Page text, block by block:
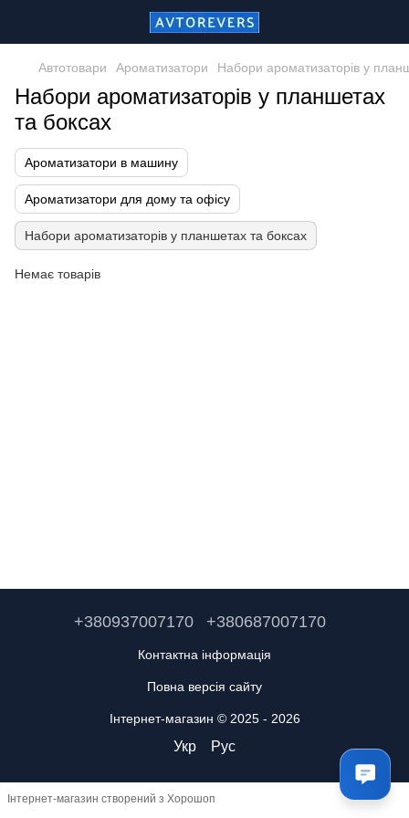
Автотовари Ароматизатори Набори ароматизаторів у
Набори ароматизаторів у планшетах
та боксах
Ароматизатори в машину
Ароматизатори для дому та офісу
Набори ароматизаторів у планшетах та боксах
Немає товарів
+380937007170 +380687007170
Контактна інформація
Повна версія сайту
Інтернет-магазин © 2025 - 2026
Укр Рус
Інтернет-магазин створений з Хорошоп